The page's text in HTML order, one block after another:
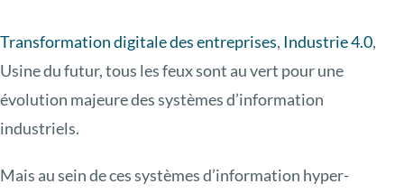
Transformation digitale des entreprises, Industrie 4.0,
Usine du futur, tous les feux sont au vert pour une
évolution majeure des systèmes d’information
industriels.
Mais au sein de ces systèmes d’information hyper-